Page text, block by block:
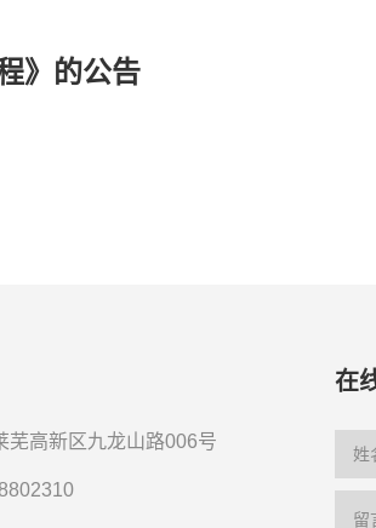
》的公告
芜高新区九龙山路006号
在